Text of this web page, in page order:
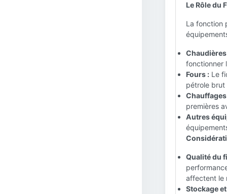
Le Rôle du
La fonction
fonctionner
Fours : Le
pétrole brut
premières
Autres
Qualité du
affectent le
Stockage